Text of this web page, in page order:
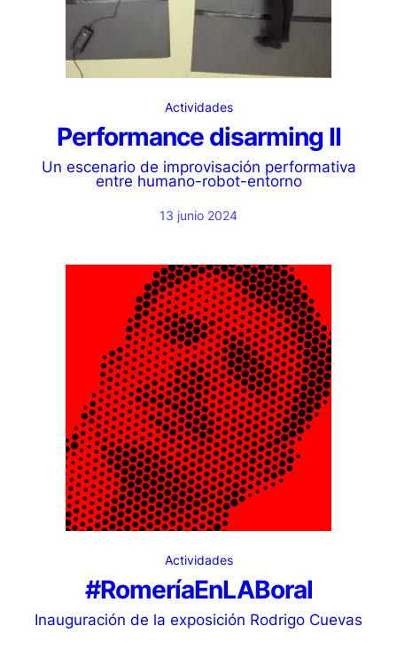
Actividades
Performance disarming II
Un escenario de improvisación performativa
entre humano-robot-entorno
13 junio 2024
Actividades
#RomeríaEnLABoral
Inauguración de la exposición Rodrigo Cuevas